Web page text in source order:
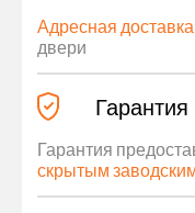
Адресная доставка
двери
Гарантия
Гарантия
скрытым